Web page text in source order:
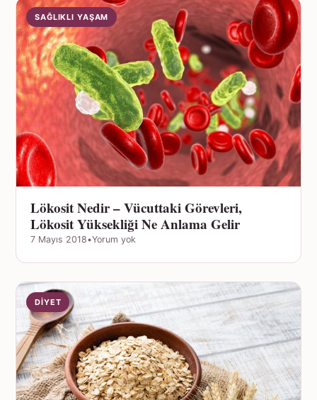
SAĞLIKLI YAŞAM
Lökosit Nedir – Vücuttaki Görevleri,
Lökosit Yüksekliği Ne Anlama Gelir
7 Mayıs 2018•Yorum yok
DIYET